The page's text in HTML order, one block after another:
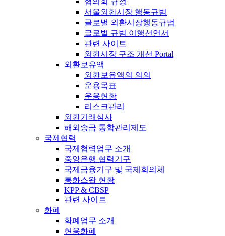
서울외환시장 행동규범
글로벌 외환시장행동규범
글로벌 규범 이행선언서
관련 사이트
외환시장 구조 개선 Portal
외환보유액
외환보유액의 의의
운용목표
운용현황
리스크관리
외환거래심사
해외송금 통합관리제도
국제협력
국제협력업무 소개
중앙은행 협력기구
국제금융기구 및 국제회의체
통화스왑 현황
KPP & CBSP
관련 사이트
화폐
화폐업무 소개
현용화폐